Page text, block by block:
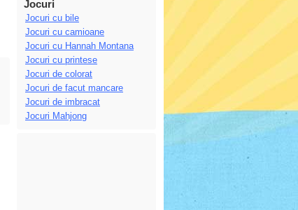
Jocuri
Jocuri cu bile
Jocuri cu camioane
Jocuri cu Hannah Montana
Jocuri cu printese
Jocuri de colorat
Jocuri de facut mancare
Jocuri de imbracat
Jocuri Mahjong